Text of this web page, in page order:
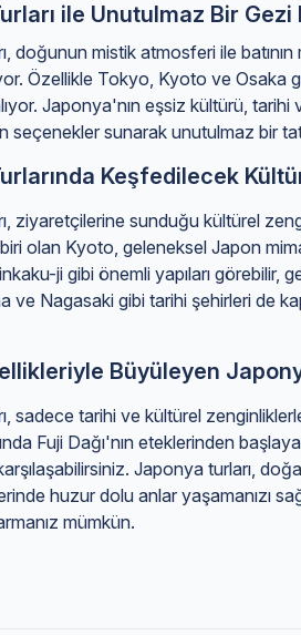
ile Unutulmaz Bir Gezi
doğunun mistik atmosferi ile
Özellikle Tokyo, Kyoto ve
Japonya'nın eşsiz kültürü,
seçenekler sunarak unutulmaz bir
Keşfedilecek
ziyaretçilerine sunduğu kültürel
olan Kyoto, geleneksel Japon
ji gibi önemli yapıları
ve Nagasaki gibi tarihi şehirleri de
Büyüleyen
sadece tarihi ve kültürel
Fuji Dağı'nın eteklerinden
Japonya turları,
huzur dolu anlar yaşamanızı
mümkün.